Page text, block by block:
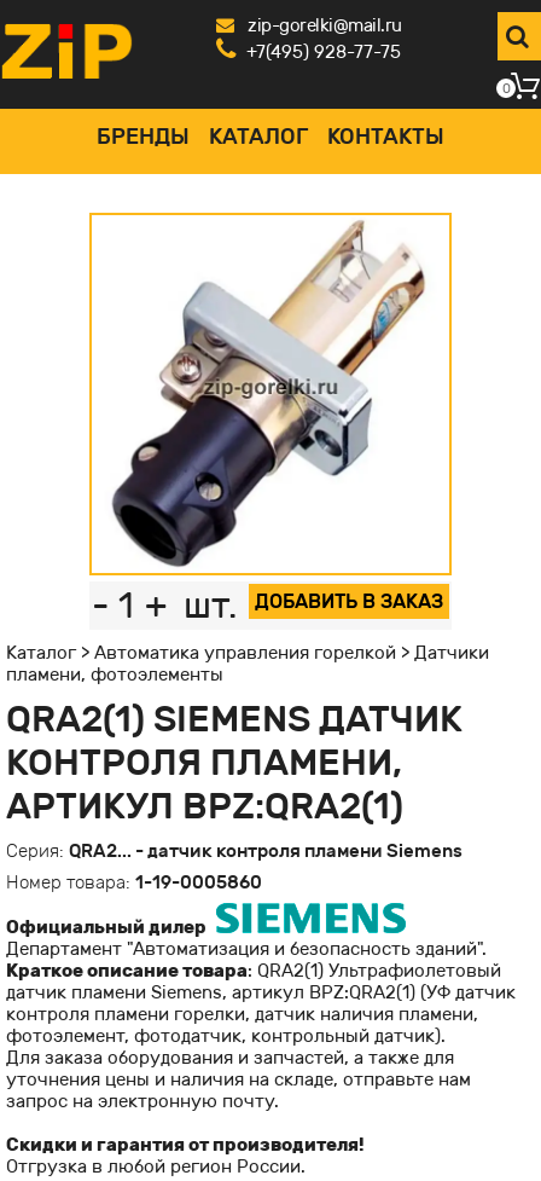
zip-gorelki@mail.ru
+7(495) 928-77-75
БРЕНДЫ КАТАЛОГ КОНТАКТЫ
0
- 1 + шт. ДОБАВИТЬ В ЗАКАЗ
Каталог> Автоматика управления горелкой > Датчики
пламени, фотоэлементы
QRA2(1) SIEMENS ДАТЧИК
КОНТРОЛЯ ПЛАМЕНИ,
АРТИКУЛ BPZ:QRA2(1)
Серия: QRA2... - датчик контроля пламени Siemens
Номер товара: 1-19-0005860
Официальный дилер
Департамент "Автоматизация и безопасность зданий".
Краткое описание товара: QRA2(1) Ультрафиолетовый
датчик пламени Siemens, артикул BPZ:QRA2(1) (УФ датчик
контроля пламени горелки, датчик наличия пламени,
фотоэлемент, фотодатчик, контрольный датчик).
Для заказа оборудования и запчастей, а также для
уточнения цены и наличия на складе, отправьте нам
запрос на электронную почту.
Скидки и гарантия от производителя!
Отгрузка в любой регион России.